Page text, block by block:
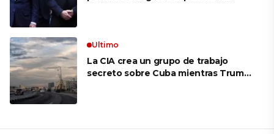
Ultimo
La CIA crea un grupo de trabajo
secreto sobre Cuba mientras Trump